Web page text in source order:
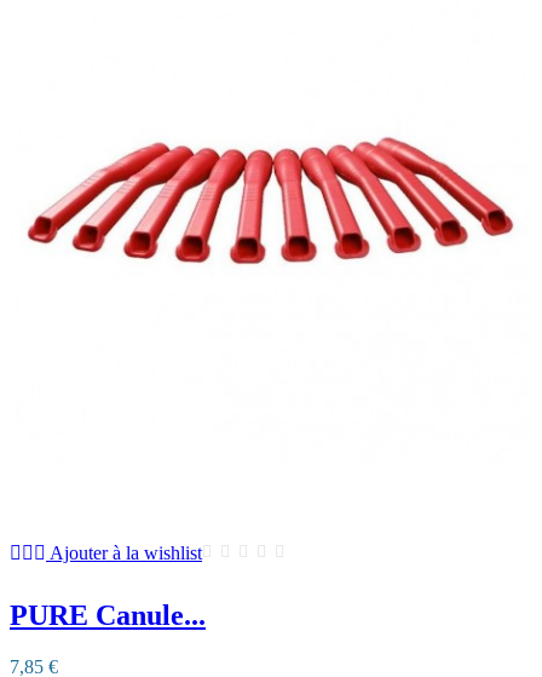
Ajouter à la wishlist
PURE Canule...
7,85 €